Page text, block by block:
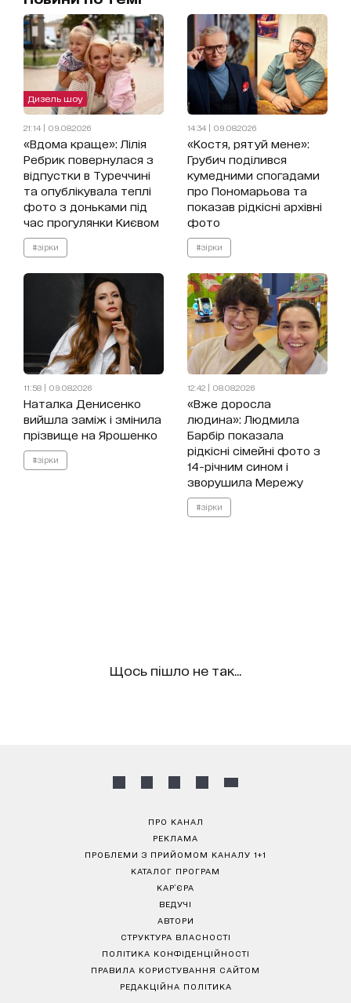
Дизель шоу
21:14 | 09.08.2026
«Вдома краще»: Лілія
Ребрик повернулася з
відпустки в Туреччині
та опублікувала теплі
фото з доньками під
час прогулянки Києвом
#зірки
14:34 | 09.08.2026
«Костя, рятуй мене»:
Грубич поділився
кумедними спогадами
про Пономарьова та
показав рідкісні архівні
фото
#зірки
11:58 | 09.08.2026
Наталка Денисенко
вийшла заміж і змінила
прізвище на Ярошенко
#зірки
12:42 | 08.08.2026
«Вже доросла
людина»: Людмила
Барбір показала
рідкісні сімейні фото з
14-річним сином і
зворушила Мережу
#зірки
Щось пішло не так...
ПРО КАНАЛ
РЕКЛАМА
ПРОБЛЕМИ З ПРИЙОМОМ КАНАЛУ 1+1
КАТАЛОГ ПРОГРАМ
КАР’ЄРА
ВЕДУЧІ
АВТОРИ
СТРУКТУРА ВЛАСНОСТІ
ПОЛІТИКА КОНФІДЕНЦІЙНОСТІ
ПРАВИЛА КОРИСТУВАННЯ САЙТОМ
РЕДАКЦІЙНА ПОЛІТИКА